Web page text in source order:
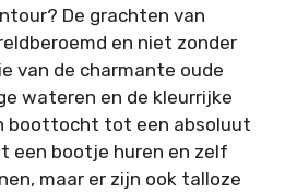
De grachten van
en niet zonder
van de charmante oude
wateren en de kleurrijke
boottocht tot een absoluut
een bootje huren en zelf
maar er zijn ook talloze